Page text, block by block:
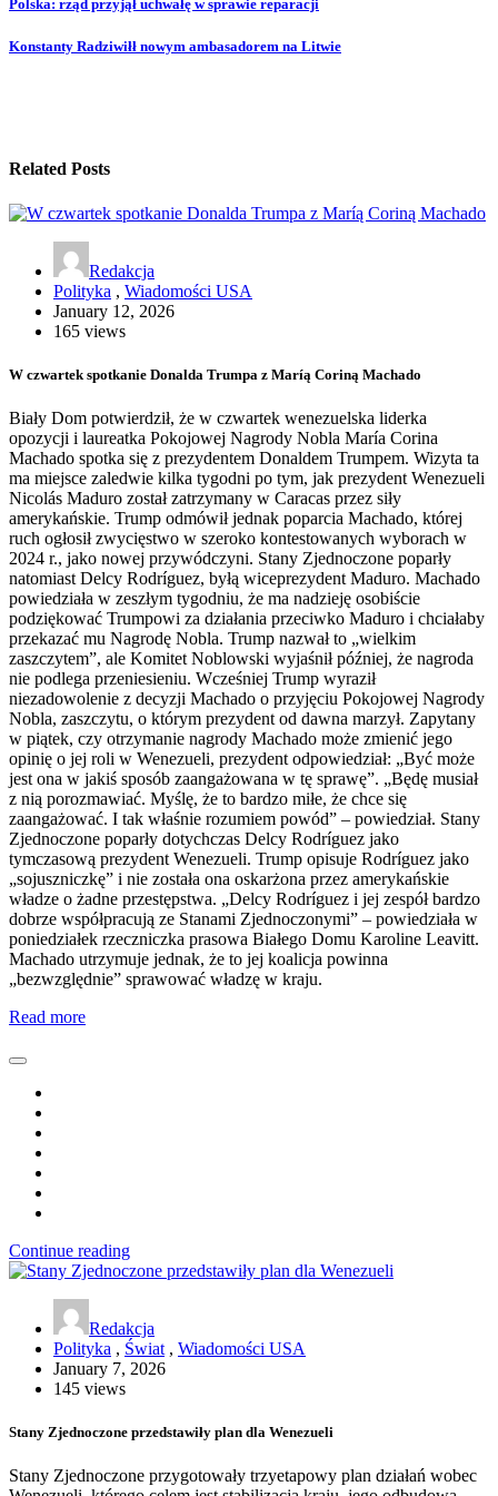
Polska: rząd przyjął uchwałę w sprawie reparacji
Konstanty Radziwiłł nowym ambasadorem na Litwie
Related Posts
Redakcja
Polityka , Wiadomości USA
January 12, 2026
165 views
W czwartek spotkanie Donalda Trumpa z Maríą Coriną Machado
Biały Dom potwierdził, że w czwartek wenezuelska liderka
opozycji i laureatka Pokojowej Nagrody Nobla María Corina
Machado spotka się z prezydentem Donaldem Trumpem. Wizyta ta
ma miejsce zaledwie kilka tygodni po tym, jak prezydent Wenezueli
Nicolás Maduro został zatrzymany w Caracas przez siły
amerykańskie. Trump odmówił jednak poparcia Machado, której
ruch ogłosił zwycięstwo w szeroko kontestowanych wyborach w
2024 r., jako nowej przywódczyni. Stany Zjednoczone poparły
natomiast Delcy Rodríguez, byłą wiceprezydent Maduro. Machado
powiedziała w zeszłym tygodniu, że ma nadzieję osobiście
podziękować Trumpowi za działania przeciwko Maduro i chciałaby
przekazać mu Nagrodę Nobla. Trump nazwał to „wielkim
zaszczytem”, ale Komitet Noblowski wyjaśnił później, że nagroda
nie podlega przeniesieniu. Wcześniej Trump wyraził
niezadowolenie z decyzji Machado o przyjęciu Pokojowej Nagrody
Nobla, zaszczytu, o którym prezydent od dawna marzył. Zapytany
w piątek, czy otrzymanie nagrody Machado może zmienić jego
opinię o jej roli w Wenezueli, prezydent odpowiedział: „Być może
jest ona w jakiś sposób zaangażowana w tę sprawę”. „Będę musiał
z nią porozmawiać. Myślę, że to bardzo miłe, że chce się
zaangażować. I tak właśnie rozumiem powód” – powiedział. Stany
Zjednoczone poparły dotychczas Delcy Rodríguez jako
tymczasową prezydent Wenezueli. Trump opisuje Rodríguez jako
„sojuszniczkę” i nie została ona oskarżona przez amerykańskie
władze o żadne przestępstwa. „Delcy Rodríguez i jej zespół bardzo
dobrze współpracują ze Stanami Zjednoczonymi” – powiedziała w
poniedziałek rzeczniczka prasowa Białego Domu Karoline Leavitt.
Machado utrzymuje jednak, że to jej koalicja powinna
„bezwzględnie” sprawować władzę w kraju.
Read more
Continue reading
Redakcja
Polityka , Świat , Wiadomości USA
January 7, 2026
145 views
Stany Zjednoczone przedstawiły plan dla Wenezueli
Stany Zjednoczone przygotowały trzyetapowy plan działań wobec